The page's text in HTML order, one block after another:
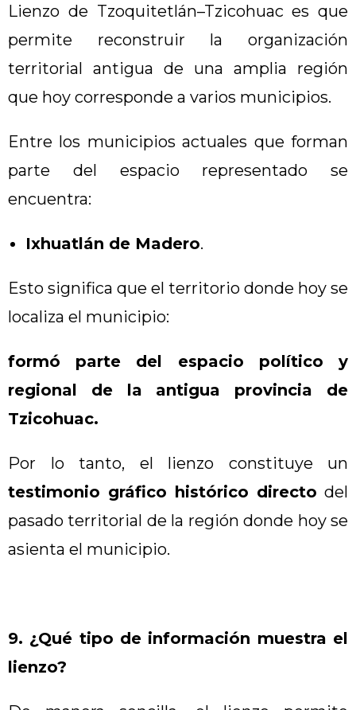
Lienzo de Tzoquitetlán–Tzicohuac es que
permite reconstruir la organización
territorial antigua de una amplia región
que hoy corresponde a varios municipios.
Entre los municipios actuales que forman
parte del espacio representado se
encuentra:
Ixhuatlán de Madero.
Esto significa que el territorio donde hoy se
localiza el municipio:
formó parte del espacio político y
regional de la antigua provincia de
Tzicohuac.
Por lo tanto, el lienzo constituye un
testimonio gráfico histórico directo del
pasado territorial de la región donde hoy se
asienta el municipio.
9. ¿Qué tipo de información muestra el
lienzo?